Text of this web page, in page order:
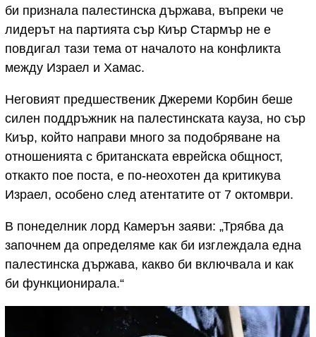
би признала палестинска държава, въпреки че
лидерът на партията сър Киър Стармър не е
повдигал тази тема от началото на конфликта
между Израел и Хамас.
Неговият предшественик Джереми Корбин беше
силен поддръжник на палестинската кауза, но сър
Киър, който направи много за подобряване на
отношенията с британската еврейска общност,
откакто пое поста, е по-неохотен да критикува
Израел, особено след атентатите от 7 октомври.
В понеделник лорд Камерън заяви: „Трябва да
започнем да определяме как би изглеждала една
палестинска държава, какво би включвала и как
би функционирала.“